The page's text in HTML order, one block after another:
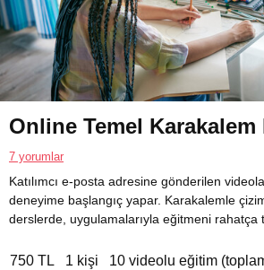
Online Temel Karakalem
7 yorumlar
Katılımcı e-posta adresine gönderilen
deneyime başlangıç yapar. Karakalemle
derslerde, uygulamalarıyla eğitmeni rahatça
750 TL 1 kişi 10 videolu eğitim